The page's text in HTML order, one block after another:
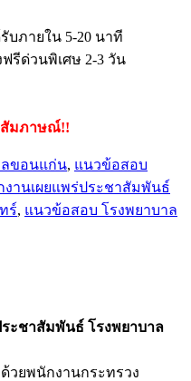
บภายใน 5-20 นาที
รีด่วนพิเศษ 2-3 วัน
สัมภาษณ์!!
ลขอนแก่น, แนวข้อสอบ
านเผยแพร่ประชาสัมพันธ์
ร์, แนวข้อสอบ โรงพยาบาล
ะชาสัมพันธ์ โรงพยาบาล
วยพนักงานกระทรวง